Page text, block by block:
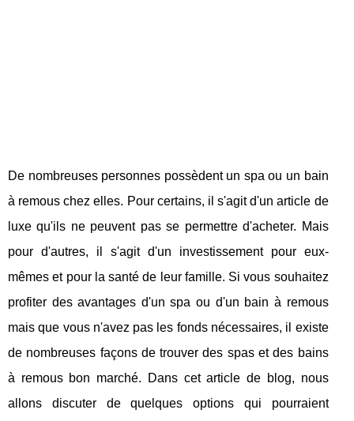
De nombreuses personnes possèdent un spa ou un bain
à remous chez elles. Pour certains, il s'agit d'un article de
luxe qu'ils ne peuvent pas se permettre d'acheter. Mais
pour d'autres, il s'agit d'un investissement pour eux-
mêmes et pour la santé de leur famille. Si vous souhaitez
profiter des avantages d'un spa ou d'un bain à remous
mais que vous n'avez pas les fonds nécessaires, il existe
de nombreuses façons de trouver des spas et des bains
à remous bon marché. Dans cet article de blog, nous
allons discuter de quelques options qui pourraient